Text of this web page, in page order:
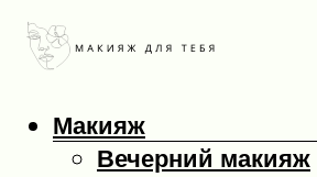
Макияж
Вечерний макияж